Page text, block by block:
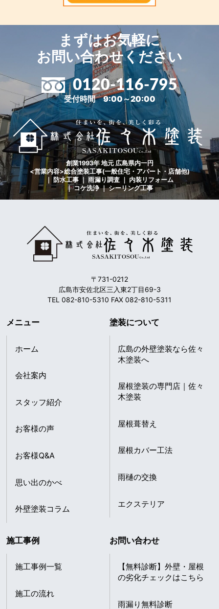
まずはお気軽に
お問い合わせください
0120-116-795
受付時間 9:00～20:00
創業1993年 地元 広島県内一円
<営業内容>総合塗装工事(一般住宅・アパート・店舗他)
｜ 防水工事 ｜ 雨漏り調査 ｜ 内装リフォーム
｜ コケ洗浄 ｜ シーリング工事
〒731-0212
広島市安佐北区三入東2丁目69-3
TEL 082-810-5310 FAX 082-810-5311
メニュー
ホーム
会社案内
スタッフ紹介
お客様の声
お客様Q&A
思い出のかべ
外壁塗装コラム
塗装について
広島の外壁塗装なら佐々
木塗装へ
屋根塗装の専門店｜佐々
木塗装
屋根葺替え
屋根カバー工法
雨樋の交換
エクステリア
施工事例
施工事例一覧
施工の流れ
お問い合わせ
【無料診断】外壁・屋根
の劣化チェックはこちら
雨漏り無料診断